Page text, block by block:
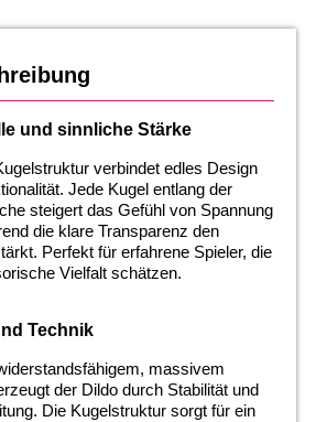
und sinnliche Stärke
verbindet edles Design
Jede Kugel entlang der
steigert das Gefühl von Spannung
die klare Transparenz den
Perfekt für erfahrene Spieler, die
Vielfalt schätzen.
Technik
massivem
der Dildo durch Stabilität und
Die Kugelstruktur sorgt für ein